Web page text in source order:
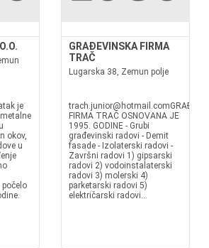
je
okov,
u
počelo
GRAĐEVINSKA FIRMA
TRAČ
Lugarska 38, Zemun polje
FIRMA TRAČ OSNOVANA JE
1995. GODINE - Grubi
građevinski radovi - Demit
fasade - Izolaterski radovi -
Završni radovi 1) gipsarski
radovi 2) vodoinstalaterski
radovi 3) molerski 4)
parketarski radovi 5)
električarski radovi...